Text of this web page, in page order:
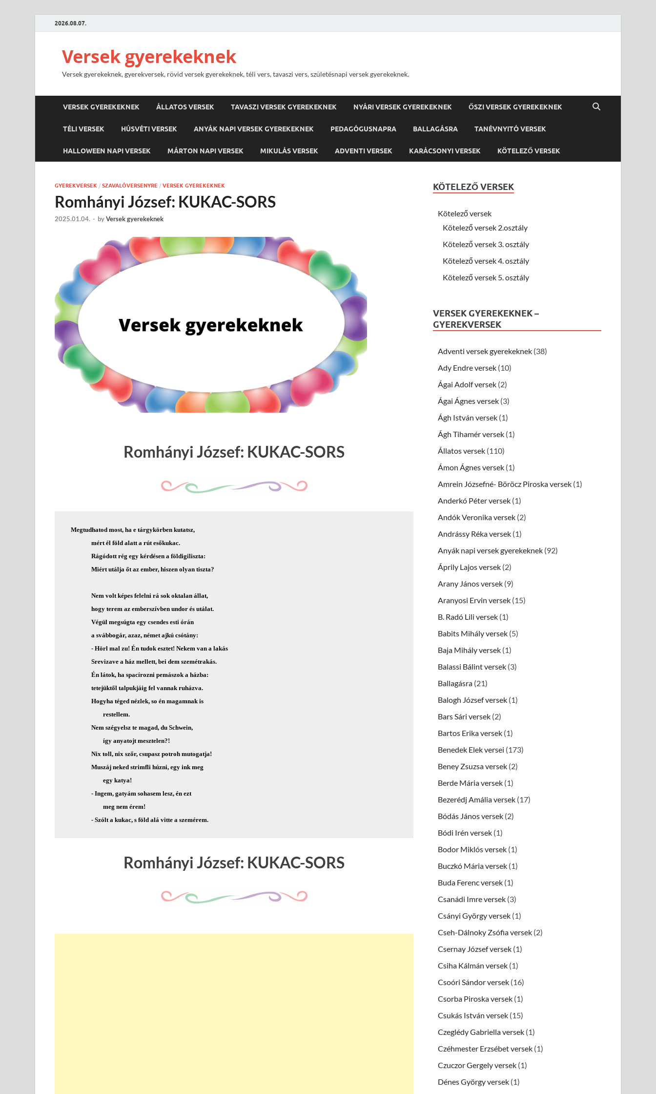
2026.08.07.
Versek gyerekeknek
Versek gyerekeknek, gyerekversek, rövid versek gyerekeknek, téli vers, tavaszi vers, születésnapi versek gyerekeknek.
VERSEK GYEREKEKNEK ÁLLATOS VERSEK TAVASZI VERSEK GYEREKEKNEK NYÁRI VERSEK GYEREKEKNEK ŐSZI VERSEK GYEREKEKNEK
TÉLI VERSEK HÚSVÉTI VERSEK ANYÁK NAPI VERSEK GYEREKEKNEK PEDAGÓGUSNAPRA BALLAGÁSRA TANÉVNYITÓ VERSEK
HALLOWEEN NAPI VERSEK MÁRTON NAPI VERSEK MIKULÁS VERSEK ADVENTI VERSEK KARÁCSONYI VERSEK KÖTELEZŐ VERSEK
GYEREKVERSEK / SZAVALÓVERSENYRE / VERSEK GYEREKEKNEK
Romhányi József: KUKAC-SORS
2025.01.04. - byVersek gyerekeknek
Romhányi József: KUKAC-SORS
   Megtudhatod most, ha e tárgykörben kutatsz,
                 mért él föld alatt a rút esőkukac.
                 Rágódott rég egy kérdésen a földigiliszta:
                 Miért utálja őt az ember, hiszen olyan tiszta?
                 Nem volt képes felelni rá sok oktalan állat,
                 hogy terem az emberszívben undor és utálat.
                 Végül megsúgta egy csendes esti órán
                 a svábbogár, azaz, német ajkú csótány:
                 - Hörl mal zu! Én tudok esztet! Nekem van a lakás
                 Srevizave a ház mellett, bei dem szemétrakás.
                 Én látok, ha spacírozni pemászok a házba:
                 tetejüktől talpukjáig fel vannak ruházva.
                 Hogyha téged nézlek, so én magamnak is
                         restellem.
                 Nem szégyelsz te magad, du Schwein,
                         így anyatojt mesztelen?!
                 Nix toll, nix szőr, csupasz potroh mutogatja!
                 Muszáj neked strimfli húzni, egy ink meg
                         egy katya!
                 - Ingem, gatyám sohasem lesz, én ezt
                         meg nem érem!
Romhányi József: KUKAC-SORS
KÖTELEZŐ VERSEK
Kötelező versek
Kötelező versek 2.osztály
Kötelező versek 3. osztály
Kötelező versek 4. osztály
Kötelező versek 5. osztály
VERSEK GYEREKEKNEK –
GYEREKVERSEK
Adventi versek gyerekeknek (38)
Ady Endre versek (10)
Ágai Adolf versek (2)
Ágai Ágnes versek (3)
Ágh István versek (1)
Ágh Tihamér versek (1)
Állatos versek (110)
Ámon Ágnes versek (1)
Amrein Józsefné- Böröcz Piroska versek (1)
Anderkó Péter versek (1)
Andók Veronika versek (2)
Andrássy Réka versek (1)
Anyák napi versek gyerekeknek (92)
Áprily Lajos versek (2)
Arany János versek (9)
Aranyosi Ervin versek (15)
B. Radó Lili versek (1)
Babits Mihály versek (5)
Baja Mihály versek (1)
Balassi Bálint versek (3)
Ballagásra (21)
Balogh József versek (1)
Bars Sári versek (2)
Bartos Erika versek (1)
Benedek Elek versei (173)
Beney Zsuzsa versek (2)
Berde Mária versek (1)
Bezerédj Amália versek (17)
Bódás János versek (2)
Bódi Irén versek (1)
Bodor Miklós versek (1)
Buczkó Mária versek (1)
Buda Ferenc versek (1)
Csanádi Imre versek (3)
Csányi György versek (1)
Cseh-Dálnoky Zsófia versek (2)
Csernay József versek (1)
Csiha Kálmán versek (1)
Csoóri Sándor versek (16)
Csorba Piroska versek (1)
Csukás István versek (15)
Czeglédy Gabriella versek (1)
Czéhmester Erzsébet versek (1)
Czuczor Gergely versek (1)
Dénes György versek (1)